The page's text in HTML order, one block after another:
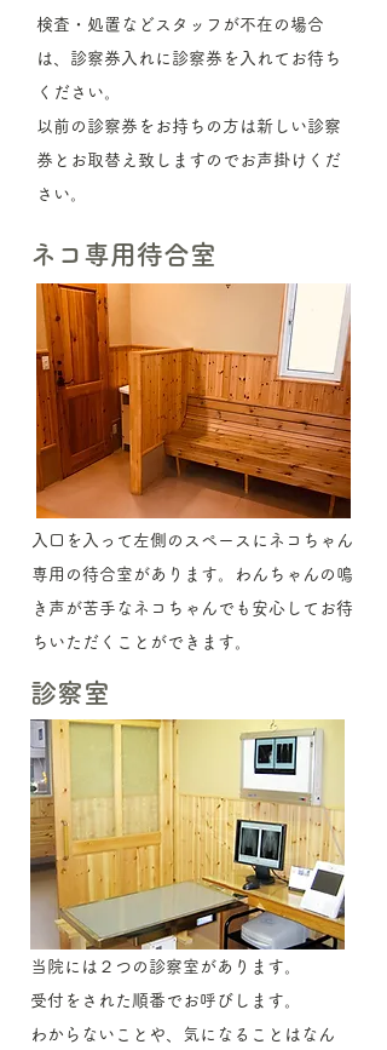
​検査・処置などスタッフが不在の場合
は、診察券入れに診察券を入れてお待ち
ください。
​以前の診察券をお持ちの方は新しい診察
券とお取替え致しますのでお声掛けくだ
さい。
ネコ専用待合室
入口を入って左側のスペースにネコちゃん
専用の待合室があります。​わんちゃんの鳴
き声が苦手なネコちゃんでも安心してお待
ちいただくことができます。​
診察室
当院には２つの診察室があります。
​受付をされた順番でお呼びします。
​わからないことや、気になることはなん